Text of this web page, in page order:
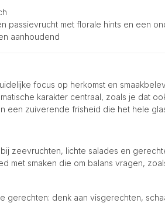
passievrucht met florale hints en een
aanhoudend
focus op herkomst en
karakter centraal, zoals je dat
een zuiverende frisheid die het hele
zeevruchten, lichte salades en
met smaken die om balans vragen,
gerechten: denk aan visgerechten,